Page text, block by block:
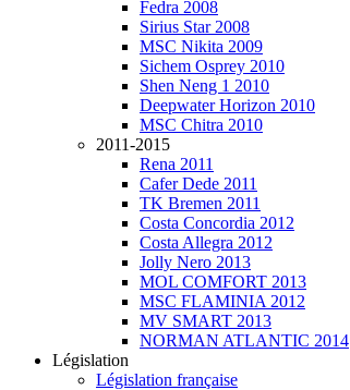
Fedra 2008
Sirius Star 2008
MSC Nikita 2009
Sichem Osprey 2010
Shen Neng 1 2010
Deepwater Horizon 2010
MSC Chitra 2010
2011-2015
Rena 2011
Cafer Dede 2011
TK Bremen 2011
Costa Concordia 2012
Costa Allegra 2012
Jolly Nero 2013
MOL COMFORT 2013
MSC FLAMINIA 2012
MV SMART 2013
NORMAN ATLANTIC 2014
Législation
Législation française